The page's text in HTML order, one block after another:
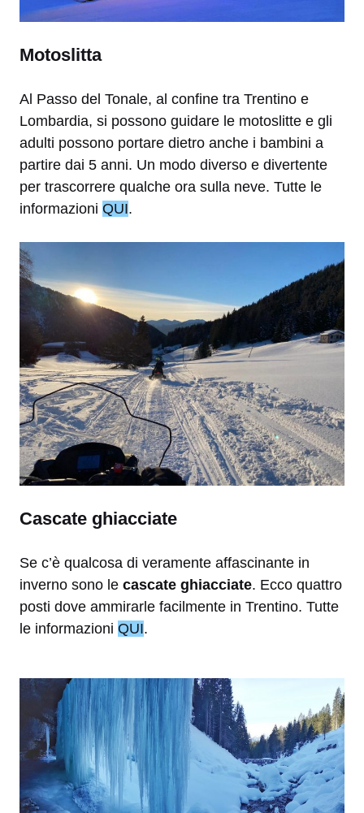
Motoslitta
Al Passo del Tonale, al confine tra Trentino e
Lombardia, si possono guidare le motoslitte e gli
adulti possono portare dietro anche i bambini a
partire dai 5 anni. Un modo diverso e divertente
per trascorrere qualche ora sulla neve. Tutte le
informazioni QUI.
Cascate ghiacciate
Se c’è qualcosa di veramente affascinante in
inverno sono le cascate ghiacciate. Ecco quattro
posti dove ammirarle facilmente in Trentino. Tutte
le informazioni QUI.